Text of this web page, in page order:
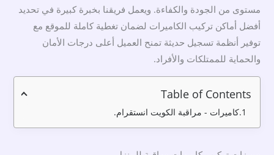
مستوى من الجودة والكفاءة. ويعمل فريقنا بخبرة كبيرة في تحديد
أفضل أماكن تركيب الكاميرات لضمان تغطية كاملة للموقع مع
توفير أنظمة تسجيل حديثة تمنح العميل أعلى درجات الأمان
والحماية للممتلكات والأفراد.
Table of Contents
كاميرات - مراقبة الكويت انستقرام.